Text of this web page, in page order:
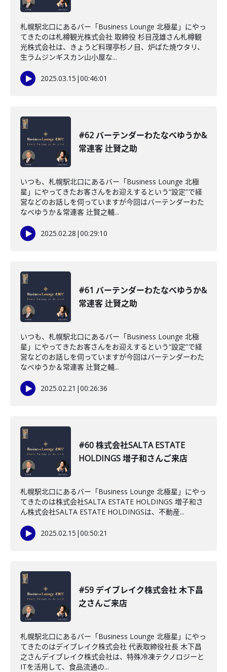
札幌駅北口にあるバー「Business Lounge 北極星」にやっ
てきたのは札樽観光株式会社 取締役 杉目茂雄さん札樽観
光株式会社は、きょうど料理亭杉ノ目、炉ばた焼ウタリ、
生ラムジンギスカン山小屋な...
2025.03.15 |00:46:01
#62 バーテンダーわたなべゆうか&
常連客 辻賢之助
いつも、札幌駅北口にあるバー「Business Lounge 北極
星」にやってきたお客さんをお迎えするという“設定”で経
営などのお話しを伺っていますが今回はバーテンダーわた
なべゆうか＆常連客 辻賢之輔...
2025.02.28 |00:29:10
#61 バーテンダーわたなべゆうか&
常連客 辻賢之助
いつも、札幌駅北口にあるバー「Business Lounge 北極
星」にやってきたお客さんをお迎えするという“設定”で経
営などのお話しを伺っていますが今回はバーテンダーわた
なべゆうか＆常連客 辻賢之輔...
2025.02.21 |00:26:36
#60 株式会社SALTA ESTATE
HOLDINGS 増子和さんご来店
札幌駅北口にあるバー「Business Lounge 北極星」にやっ
てきたのは株式会社SALTA ESTATE HOLDINGS 増子和さ
ん株式会社SALTA ESTATE HOLDINGSは、不動産...
2025.02.15 |00:50:21
#59 デイブレイク株式会社 木下昌
之さんご来店
札幌駅北口にあるバー「Business Lounge 北極星」にやっ
てきたのはデイブレイク株式会社 代表取締役社長 木下昌
之さんデイブレイク株式会社は、特殊冷凍テクノロジーと
ITを活用して、食品流通の...